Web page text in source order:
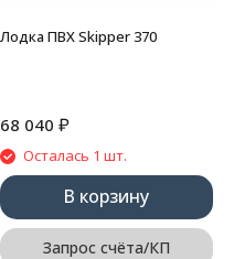
Лодка ПВХ Skipper 370
68 040 ₽
Осталась 1 шт.
В корзину
Запрос счёта/КП